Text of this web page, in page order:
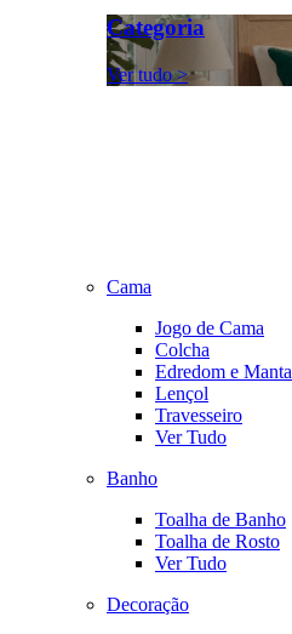
Categoria
Ver tudo >
Cama
Jogo de Cama
Colcha
Edredom e Manta
Lençol
Travesseiro
Ver Tudo
Banho
Toalha de Banho
Toalha de Rosto
Ver Tudo
Decoração